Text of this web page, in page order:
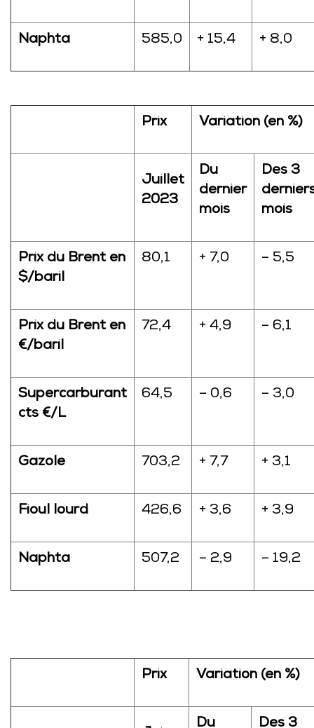
Naphta 585,0 + 15,4 + 8,0
Prix Variation (en %)
Juillet
2023
Du
dernier
mois
Des 3
mois
Prix du Brent en
$/baril
80,1 + 7,0 – 5,5
Prix du Brent en
€/baril
72,4 + 4,9 – 6,1
Supercarburant
cts €/L
64,5 – 0,6 – 3,0
Gazole 703,2 + 7,7 + 3,1
Fioul lourd 426,6 + 3,6 + 3,9
Naphta 507,2 – 2,9 – 19,2
Prix Variation (en %)
Du
Des 3